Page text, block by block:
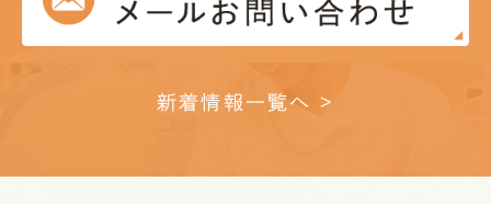
新着情報一覧へ >